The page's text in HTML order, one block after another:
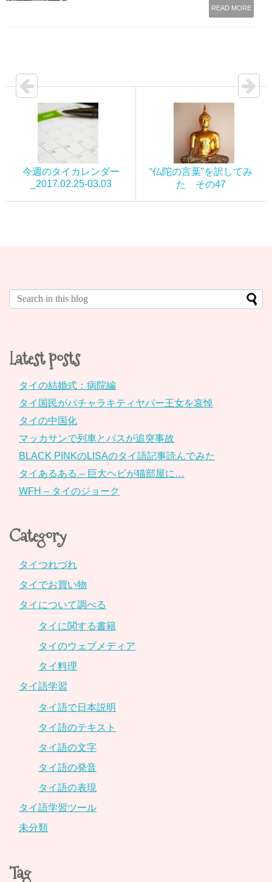
READ MORE
今週のタイカレンダー
_2017.02.25-03.03
“仏陀の言葉”を訳してみ
た その47
Latest posts
タイの結婚式：病院編
タイ国民がパチャラキティヤパー王女を哀悼
タイの中国化
マッカサンで列車とバスが追突事故
BLACK PINKのLISAのタイ語記事読んでみた
タイあるある – 巨大ヘビが猫部屋に…
WFH – タイのジョーク
Category
タイつれづれ
タイでお買い物
タイについて調べる
タイに関する書籍
タイのウェブメディア
タイ料理
タイ語学習
タイ語で日本説明
タイ語のテキスト
タイ語の文字
タイ語の発音
タイ語の表現
タイ語学習ツール
未分類
Tag